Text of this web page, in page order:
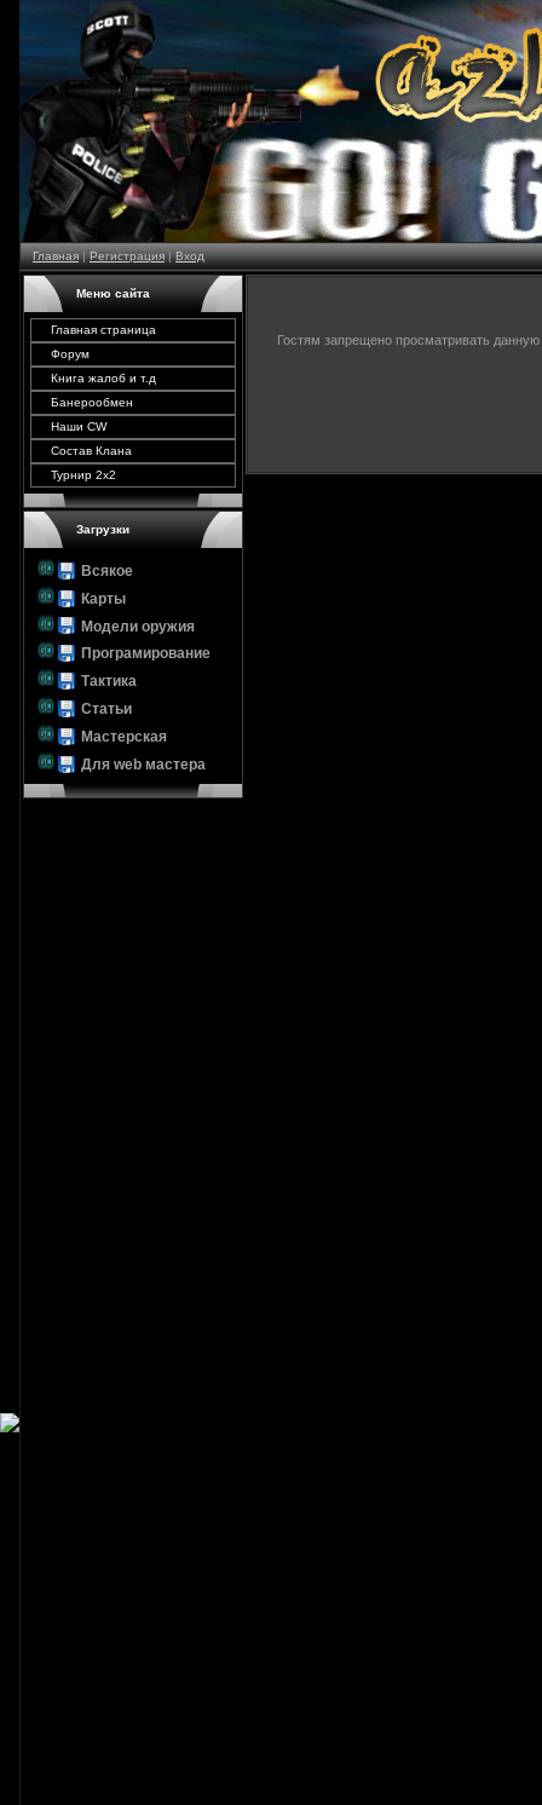
Главная|Регистрация|Вход
Меню сайта
Главная страница
Форум
Книга жалоб и т.д
Банерообмен
Наши CW
Состав Клана
Турнир 2х2
Загрузки
Всякое
Карты
Модели оружия
Програмирование
Тактика
Статьи
Мастерская
Для web мастера
Гостям запрещено просматривать данную